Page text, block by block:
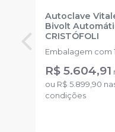
Autoclave
Bivolt
CRISTÓFOLI
Embalagem com
R$ 5.604,91
ou R$ 5.899,90
condições